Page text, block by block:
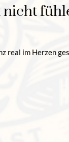
nicht
real im Herzen